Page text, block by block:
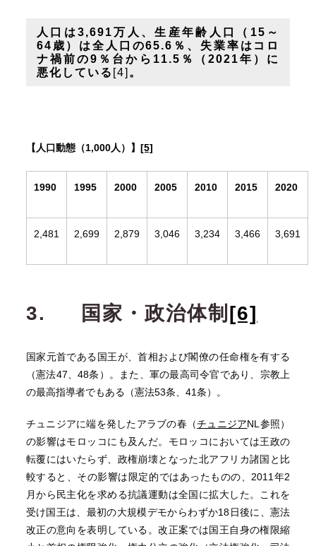
人口は3,691万人、生産年齢人口（15～
64歳）は全人口の65.6％、失業率はコロ
ナ禍前の9％台から11.5％（2021年）に
悪化している [4] 。
【人口動態（1,000人）】 [5]
1990 1995 2000 2005 2010 2015 2020
2,481 2,699 2,879 3,046 3,234 3,466 3,691
3. 国家・政治体制 [6]
国家元首である国王が、首相および閣僚の任命権を有する
（憲法47、48条）。また、軍の最高司令官であり、宗教上
の最高指導者でもある（憲法53条、41条）。
チュニジアに端を発したアラブの春（チュニジアNL参照）
の影響はモロッコにも及んだ。モロッコにおいては王政の
転覆にはいたらず、政権崩壊となった北アフリカ諸国と比
較すると、その影響は限定的ではあったものの、2011年2
月から民主化を求める抗議運動は全国に拡大した。これを
受け国王は、最初の大規模デモからわずか18日後に、憲法
改正の意向を表明している。改正案では国王自身の権限縮